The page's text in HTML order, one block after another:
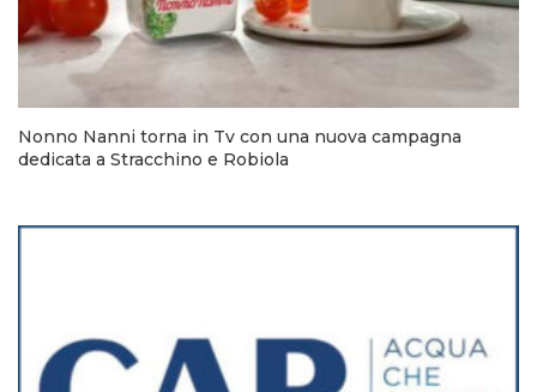
Nonno Nanni torna in Tv con una nuova campagna
dedicata a Stracchino e Robiola